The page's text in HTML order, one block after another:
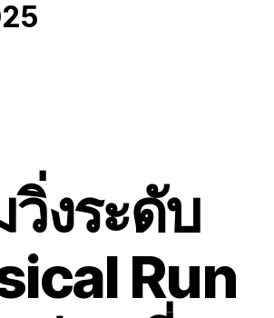
งระดับ
Run